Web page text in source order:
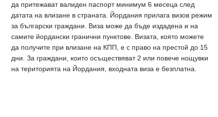
да притежават валиден паспорт минимум 6 месеца след
датата на влизане в страната. Йордания прилага визов режим
за български граждани. Виза може да бъде издадена и на
самите йордански гранични пунктове. Визата, която можете
да получите при влизане на КПП, е с право на престой до 15
дни. За граждани, които осъществяват 2 или повече нощувки
на територията на Йордания, входната виза е безплатна.